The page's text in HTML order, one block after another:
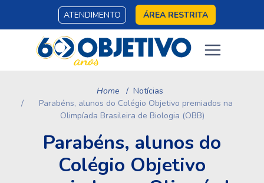
ATENDIMENTO ÁREA RESTRITA
Home
Notícias
Parabéns, alunos do Colégio Objetivo premiados na
Olimpíada Brasileira de Biologia (OBB)
Parabéns, alunos do
Colégio Objetivo